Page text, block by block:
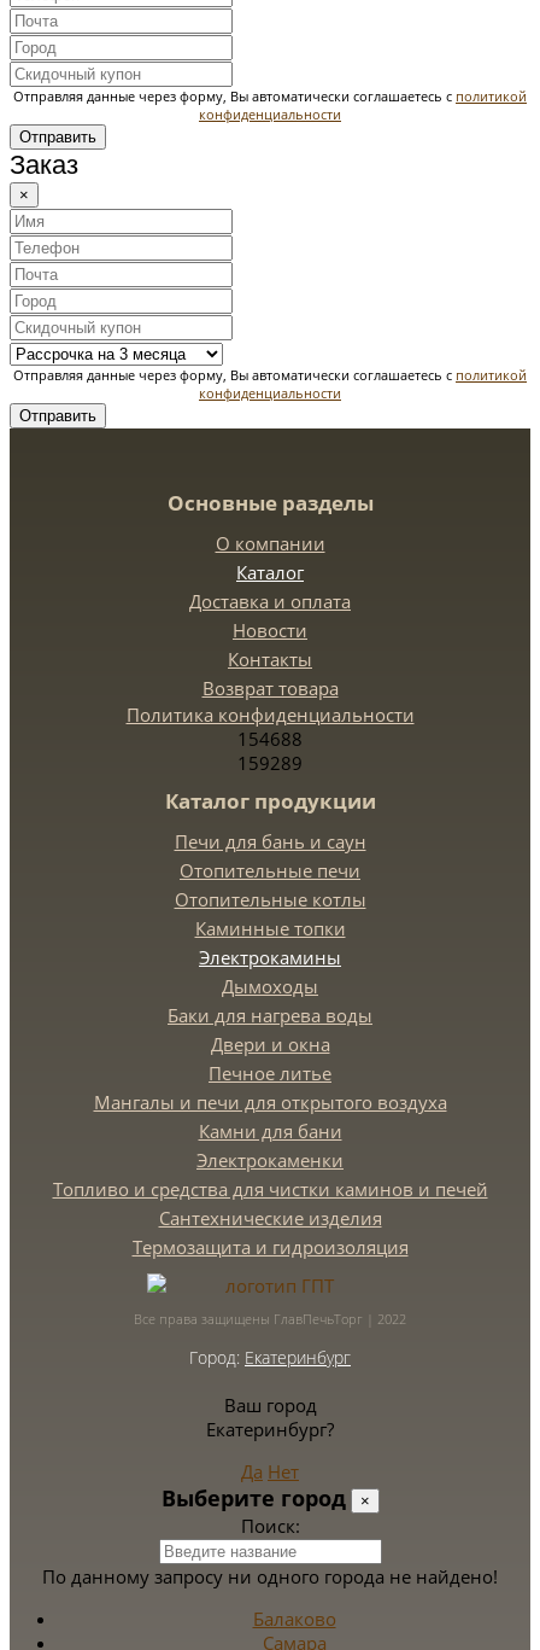
Отправляя данные через форму, Вы автоматически соглашаетесь с политикой
конфиденциальности
Отправить
Заказ
×
Отправляя данные через форму, Вы автоматически соглашаетесь с политикой
конфиденциальности
Отправить
Основные разделы
О компании
Каталог
Доставка и оплата
Новости
Контакты
Возврат товара
Политика конфиденциальности
154688
159289
Каталог продукции
Печи для бань и саун
Отопительные печи
Отопительные котлы
Каминные топки
Электрокамины
Дымоходы
Баки для нагрева воды
Двери и окна
Печное литье
Мангалы и печи для открытого воздуха
Камни для бани
Электрокаменки
Топливо и средства для чистки каминов и печей
Сантехнические изделия
Термозащита и гидроизоляция
Все права защищены ГлавПечьТорг | 2022
Город: Екатеринбург
Ваш город
Екатеринбург?
Да Нет
Выберите город ×
Поиск:
По данному запросу ни одного города не найдено!
Балаково
Самара